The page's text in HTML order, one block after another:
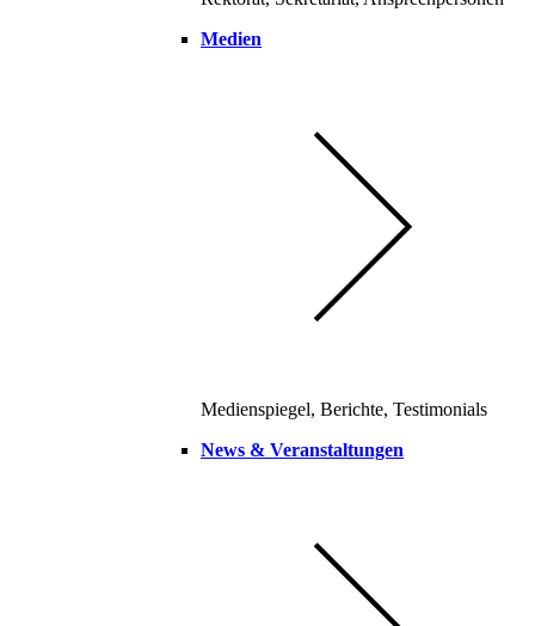
Medien
Medienspiegel, Berichte, Testimonials
News & Veranstaltungen